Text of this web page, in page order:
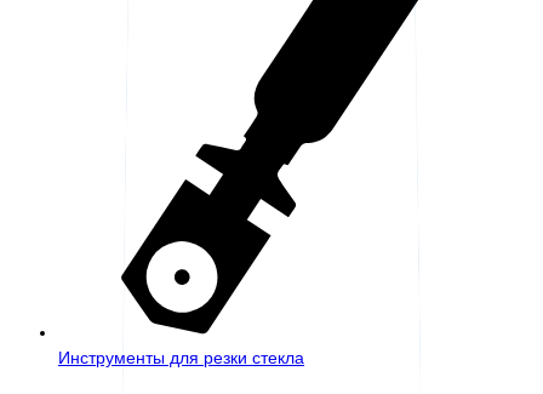
Инструменты для резки стекла